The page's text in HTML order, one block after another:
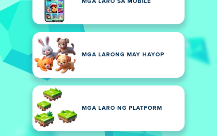
MGA LARO SA MOBILE
MGA LARONG MAY HAYOP
MGA LARO NG PLATFORM